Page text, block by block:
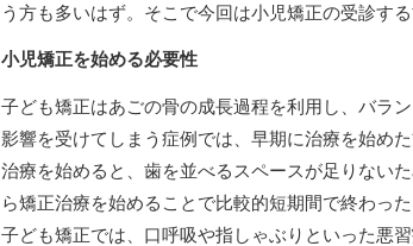
う方も多いはず。そこで今回は小児矯正の受診す
小児矯正を始める必要性
子ども矯正はあごの骨の成長過程を利用し、バラ
影響を受けてしまう症例では、早期に治療を始め
治療を始めると、歯を並べるスペースが足りない
ら矯正治療を始めることで比較的短期間で終わっ
子ども矯正では、口呼吸や指しゃぶりといった悪